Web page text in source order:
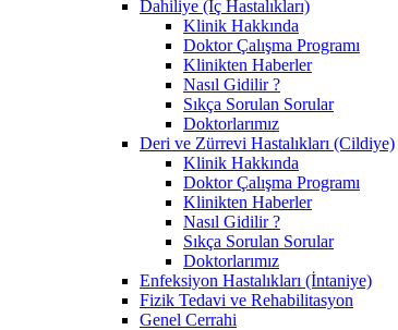
Dahiliye (İç Hastalıkları)
Klinik Hakkında
Doktor Çalışma Programı
Klinikten Haberler
Nasıl Gidilir ?
Sıkça Sorulan Sorular
Doktorlarımız
Deri ve Zürrevi Hastalıkları (Cildiye)
Klinik Hakkında
Doktor Çalışma Programı
Klinikten Haberler
Nasıl Gidilir ?
Sıkça Sorulan Sorular
Doktorlarımız
Enfeksiyon Hastalıkları (İntaniye)
Fizik Tedavi ve Rehabilitasyon
Genel Cerrahi